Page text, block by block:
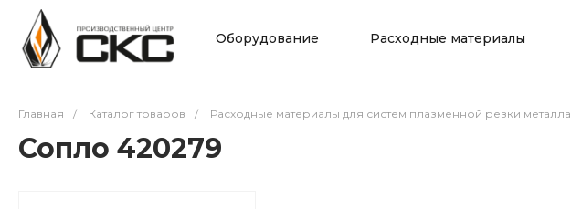
Оборудование Расходные материалы
Главная / Каталог товаров / Расходные материалы для систем плазменной резки металла
Сопло 420279